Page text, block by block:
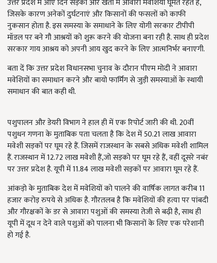
उत्तर प्रदेश में आए दिन सड़कों और खेतों में आवारा मवेशियों घूमते रहते हैं,
जिसके कारण अनेकों दुर्घटनाएं और किसानों की फसलों को काफी
नुकसान होता है. इस समस्या के समाधाने के लिए योगी सरकार टीपीपी
मॉडल पर बने गौ आश्रयों को शुरू करने की योजना बना रही है. साथ ही प्रदेश
सरकार गाय आश्रय को अपनी आय खुद करने के लिए आत्मनिर्भर बनाएगी.
बता दें कि उत्तर प्रदेश विधानसभा चुनाव के दौरान पीएम मोदी ने आवारा
मवेशियों का समाधान करने और बायो फार्मिंग से जुड़ी समस्याओं के स्थायी
समाधान की बात कही थी.
पशुपालन और डेयरी विभाग ने हाल ही में एक रिपोर्ट जारी की थी. 20वीं
पशुधन गणना के मुताबिक पता चलता है कि देश में50.21लाख आवारा
मवेशी सड़कों पर घूम रहे हैं. जिसमें राजस्थान के सबसे अधिक मवेशी शामिल
हैं. राजस्थान में12.72लाख मवेशी हैं,जो सड़को पर घूम रहे हैं,वहीं दूसरे नबंर
पर उत्तर प्रदेश है. यूपी में11.84लाख मवेशी सड़कों पर आवारा घूम रहे हैं.
आंकड़ो के मुताबिक देश में मवेशियों को पालने की वार्षिक लागत करीब 11
हजार करोड़ रुपये से अधिक है. गौरतलब है कि मवेशियों की हत्या पर पांबदी
और गौरक्षकों के डर से आवारा पशुओं की समस्या तेजी से बढ़ी है,साथ ही
यूपी में दूध न देने वाले पशुओं को पालना भी किसानों के लिए एक परेशानी
हो गई है.